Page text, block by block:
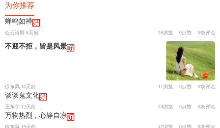
为你推荐
蝉鸣如禅
心云诗雨 6天前 48浏览 0点赞 0条评论
不迎不拒，皆是风景
徐东风 10天前 11浏览 0点赞 0条评论
谈谈鬼文化
王东宁 12天前 44浏览 0点赞 0条评论
万物热烈，心静自凉
徐东风 19天前 47浏览 0点赞 0条评论